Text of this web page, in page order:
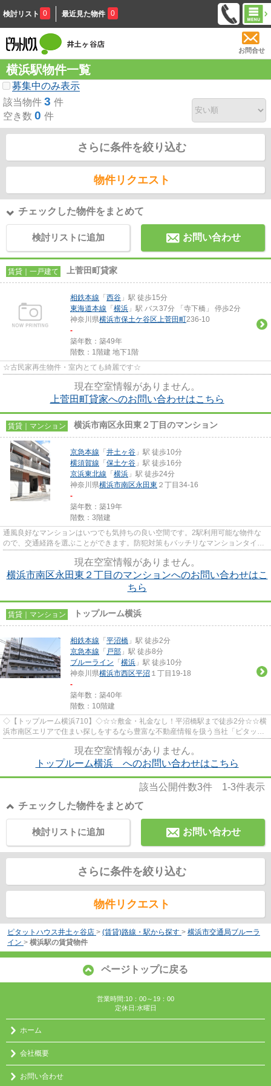
検討リスト 0 最近見た物件 0
お問合せ
横浜駅物件一覧
募集中のみ表示
該当物件 3 件
空き数 0 件
さらに条件を絞り込む
物件リクエスト
チェックした物件をまとめて
検討リストに追加 お問い合わせ
賃貸｜一戸建て 上菅田町貸家
相鉄本線 「 西谷 」駅 徒歩15分
東海道本線 「 横浜 」駅 バス37分 「寺下橋」 停歩2分
神奈川県横浜市保土ケ谷区上菅田町236-10
-
築年数：築49年
階数：1階建 地下1階
☆古民家再生物件・室内とても綺麗です☆
現在空室情報がありません。
上菅田町貸家へのお問い合わせはこちら
賃貸｜マンション 横浜市南区永田東２丁目のマンション
京急本線 「 井土ヶ谷 」駅 徒歩10分
横須賀線 「 保土ケ谷 」駅 徒歩16分
京浜東北線 「 横浜 」駅 徒歩24分
神奈川県横浜市南区永田東 ２丁目34-16
-
築年数：築19年
階数：3階建
通風良好なマンションはいつでも気持ちの良い空間です。2駅利用可能な物件な
ので、交通経路を選ぶことができます。防犯対策もバッチリなマンションタイプ
現在空室情報がありません。
横浜市南区永田東２丁目のマンションへのお問い合わせはこ
ちら
賃貸｜マンション トップルーム横浜
相鉄本線 「 平沼橋 」駅 徒歩2分
京急本線 「 戸部 」駅 徒歩8分
ブルーライン 「 横浜 」駅 徒歩10分
神奈川県横浜市西区平沼 １丁目19-18
-
築年数：築40年
階数：10階建
◇【トップルーム横浜710】◇☆☆敷金・礼金なし！平沼橋駅まで徒歩2分☆☆横
浜市南区エリアで住まい探しをするなら豊富な不動産情報を扱う当社「ピタット
現在空室情報がありません。
トップルーム横浜 へのお問い合わせはこちら
該当公開件数3件 1-3件表示
チェックした物件をまとめて
お問い合わせ
検討リストに追加
さらに条件を絞り込む
物件リクエスト
ピタットハウス井土ヶ谷店 > (賃貸)路線・駅から探す > 横浜市交通局ブルーラ
イン > 横浜駅の賃貸物件
ページトップに戻る
営業時間:10：00～19：00
定休日:水曜日
ホーム
会社概要
お問い合わせ